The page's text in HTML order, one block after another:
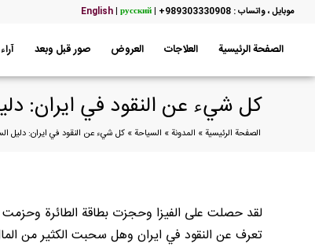
موبایل ، واتساب : 989303330908+ |
English|русский
الصفحة الرئيسية العلاجات العروض صور قبل وبعد
كل شيء عن النقود في ايران:
الصفحة الرئيسية» المدونة» السياحة» كل شيء عن النقود في ايران: دليل
لقد حصلت على الفيزا وحجزت بطاقة الطائرة وحزمت
تعرف عن النقود في ايران وهل سحبت الكثير من